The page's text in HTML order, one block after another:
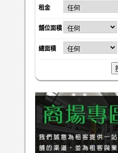
租金
舖位面積
總面積